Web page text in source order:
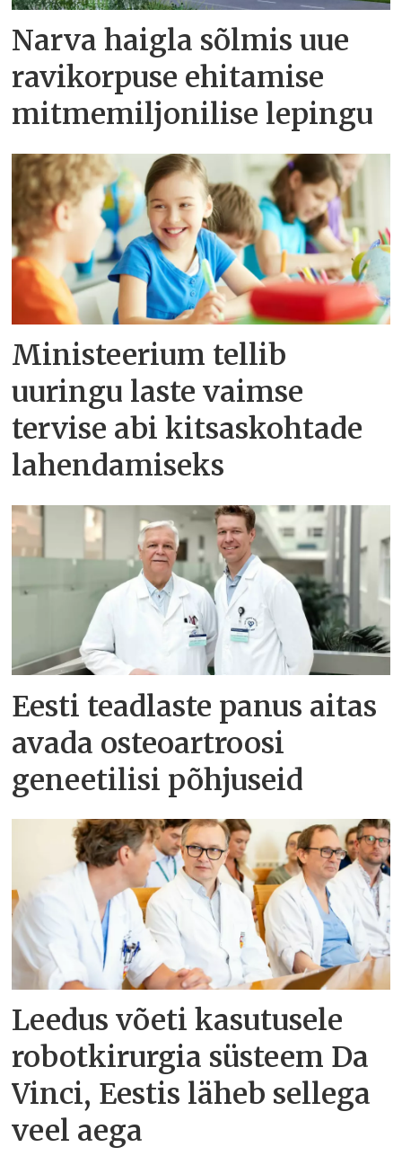
Narva haigla sõlmis uue
ravikorpuse ehitamise
mitmemiljonilise lepingu
Ministeerium tellib
uuringu laste vaimse
tervise abi kitsaskohtade
lahendamiseks
Eesti teadlaste panus aitas
avada osteoartroosi
geneetilisi põhjuseid
Leedus võeti kasutusele
robotkirurgia süsteem Da
Vinci, Eestis läheb sellega
veel aega